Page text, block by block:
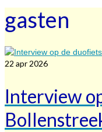
gasten
22 apr 2026
Interview